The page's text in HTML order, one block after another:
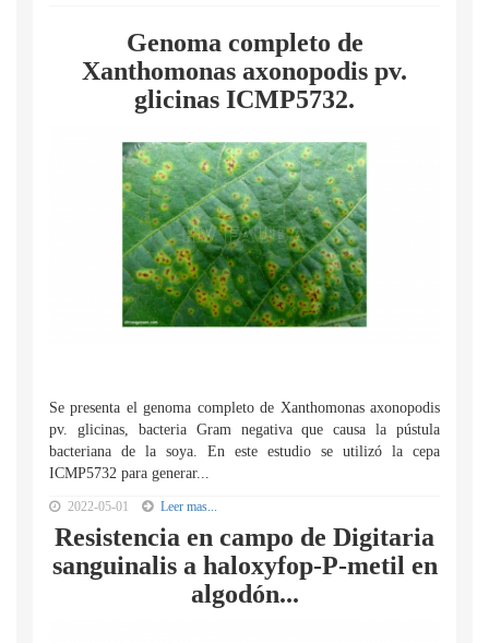
Genoma completo de
Xanthomonas axonopodis pv.
glicinas ICMP5732.
Se presenta el genoma completo de Xanthomonas axonopodis
pv. glicinas, bacteria Gram negativa que causa la pústula
bacteriana de la soya. En este estudio se utilizó la cepa
ICMP5732 para generar...
2022-05-01 Leer mas...
Resistencia en campo de Digitaria
sanguinalis a haloxyfop-P-metil en
algodón...